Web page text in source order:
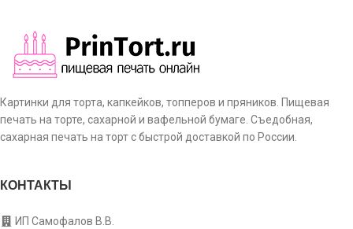
Картинки для торта, капкейков, топперов и пряников. Пищевая
печать на торте, сахарной и вафельной бумаге. Съедобная,
сахарная печать на торт с быстрой доставкой по России.
КОНТАКТЫ
ИП Самофалов В.В.